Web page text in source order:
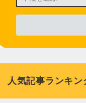
人気記事ランキン